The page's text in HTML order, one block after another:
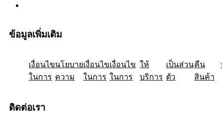
ข้อมูลเพิ่มเติม
เงื่อนไข
ในการ
ให้
บริการ
นโยบาย
ความ
เป็นส่วน
ตัว
เงื่อนไข
ในการ
คืน
สินค้า
เงื่อนไข
ในการ
ติดต่อเรา